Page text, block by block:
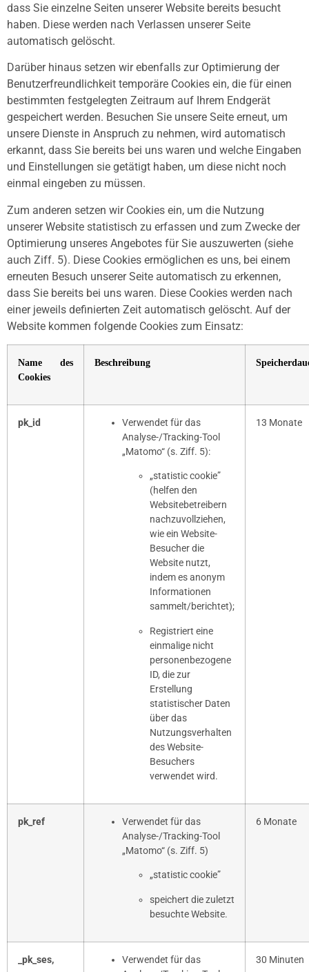
dass Sie einzelne Seiten unserer Website bereits besucht
haben. Diese werden nach Verlassen unserer Seite
automatisch gelöscht.
Darüber hinaus setzen wir ebenfalls zur Optimierung der
Benutzerfreundlichkeit temporäre Cookies ein, die für einen
bestimmten festgelegten Zeitraum auf Ihrem Endgerät
gespeichert werden. Besuchen Sie unsere Seite erneut, um
unsere Dienste in Anspruch zu nehmen, wird automatisch
erkannt, dass Sie bereits bei uns waren und welche Eingaben
und Einstellungen sie getätigt haben, um diese nicht noch
einmal eingeben zu müssen.
Zum anderen setzen wir Cookies ein, um die Nutzung
unserer Website statistisch zu erfassen und zum Zwecke der
Optimierung unseres Angebotes für Sie auszuwerten (siehe
auch Ziff. 5). Diese Cookies ermöglichen es uns, bei einem
erneuten Besuch unserer Seite automatisch zu erkennen,
dass Sie bereits bei uns waren. Diese Cookies werden nach
einer jeweils definierten Zeit automatisch gelöscht. Auf der
Website kommen folgende Cookies zum Einsatz:
Name des
Cookies
Beschreibung
pk_id
Verwendet für das
Analyse-/Tracking-Tool
„Matomo“ (s. Ziff. 5):
„statistic cookie”
(helfen den
Websitebetreibern
nachzuvollziehen,
wie ein Website-
Besucher die
Website nutzt,
indem es anonym
Informationen
sammelt/berichtet);
Registriert eine
einmalige nicht
personenbezogene
ID, die zur
Erstellung
statistischer Daten
über das
Nutzungsverhalten
des Website-
Besuchers
verwendet wird.
13 Monate
pk_ref
Verwendet für das
Analyse-/Tracking-Tool
„Matomo“ (s. Ziff. 5)
„statistic cookie”
speichert die zuletzt
besuchte Website.
6 Monate
_pk_ses,
Verwendet für das
30 Minuten